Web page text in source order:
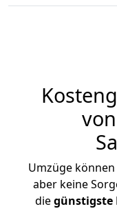
Umzüge
aber keine
diegünstigste